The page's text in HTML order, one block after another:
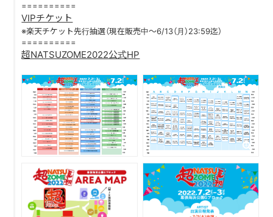
DISCOGRAPHY
FANLETTER
SHOP
COMPANY
==========
VIPチケット
※楽天チケット先行抽選（現在販売中〜6/13（月）23:59迄）
==========
超NATSUZOME2022公式HP